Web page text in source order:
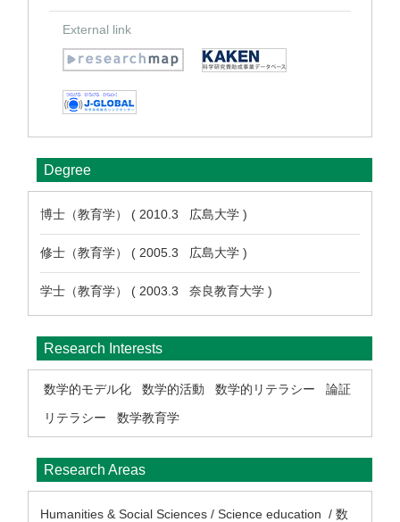
External link
Degree
博士（教育学） ( 2010.3 広島大学 )
修士（教育学） ( 2005.3 広島大学 )
学士（教育学） ( 2003.3 奈良教育大学 )
Research Interests
数学的モデル化 数学的活動 数学的リテラシー
論証
リテラシー
数学教育学
Research Areas
Humanities & Social Sciences / Science education / 数